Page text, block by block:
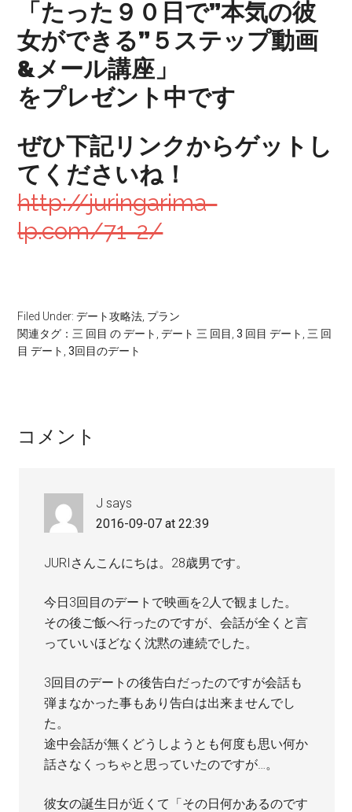
「たった９０日で”本気の彼
女ができる” ５ステップ動画
&メール講座」
をプレゼント中です
ぜひ下記リンクからゲットし
てくださいね！
http://juringarima-
lp.com/71-2/
Filed Under:デート攻略法 プラン
関連タグ： 三 回目 の デート ,デート 三 回目 ,3 回目 デート
三 回
目 デート ,3回目のデート
コメント
J says
2016-09-07 at 22:39
JURIさんこんにちは。28歳男です。
今日3回目のデートで映画を2人で観ました。
その後ご飯へ行ったのですが、会話が全くと言
っていいほどなく沈黙の連続でした。
3回目のデートの後告白だったのですが会話も
弾まなかった事もあり告白は出来ませんでし
た。
途中会話が無くどうしようとも何度も思い何か
話さなくっちゃと思っていたのですが…。
彼女の誕生日が近くて「その日何かあるのです